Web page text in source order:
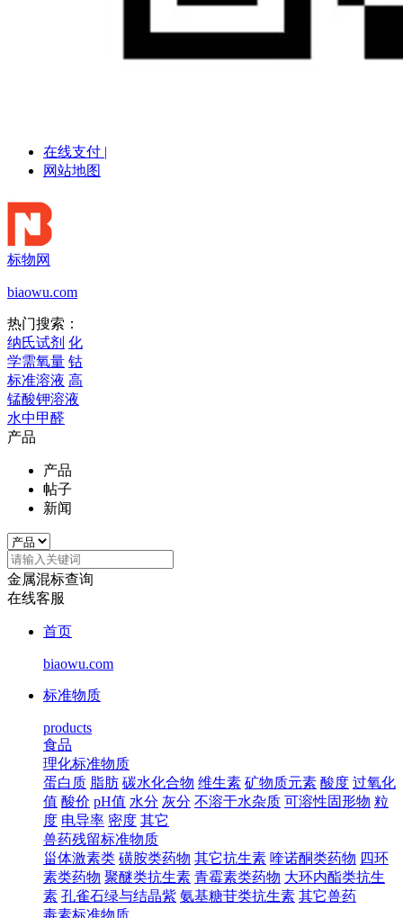
在线支付 |
网站地图
标物网
biaowu.com
热门搜索：
纳氏试剂 化
学需氧量 钴
标准溶液 高
锰酸钾溶液
水中甲醛
产品
产品
帖子
新闻
金属混标查询
在线客服
首页
biaowu.com
标准物质
products
食品
理化标准物质
蛋白质 脂肪 碳水化合物 维生素 矿物质元素 酸度 过氧化
值 酸价 pH值 水分 灰分 不溶于水杂质 可溶性固形物 粒
度 电导率 密度 其它
兽药残留标准物质
甾体激素类 磺胺类药物 其它抗生素 喹诺酮类药物 四环
素类药物 聚醚类抗生素 青霉素类药物 大环内酯类抗生
素 孔雀石绿与结晶紫 氨基糖苷类抗生素 其它兽药
毒素标准物质